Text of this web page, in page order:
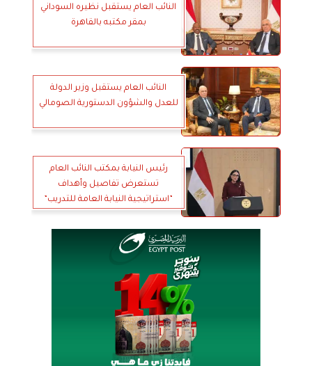
النائب العام يستقبل نظيره السوداني
بمقر مكتبه بالقاهرة
النائب العام يستقبل وزير الدولة
للعدل والشؤون الدستورية الصومالي
رئيس النيابة بمكتب النائب العام
تستعرض تفاصيل وأهداف
”استراتيجية النيابة العامة للتدريب”